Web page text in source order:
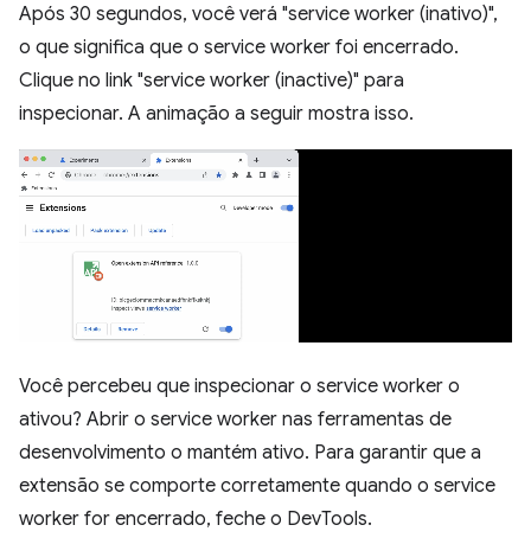
Após 30 segundos, você verá "service worker (inativo)",
o que significa que o service worker foi encerrado.
Clique no link "service worker (inactive)" para
inspecionar. A animação a seguir mostra isso.
Você percebeu que inspecionar o service worker o
ativou? Abrir o service worker nas ferramentas de
desenvolvimento o mantém ativo. Para garantir que a
extensão se comporte corretamente quando o service
worker for encerrado, feche o DevTools.